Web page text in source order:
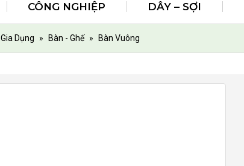
CÔNG NGHIỆP DÂY – SỢI
Gia Dụng » Bàn - Ghế » Bàn Vuông